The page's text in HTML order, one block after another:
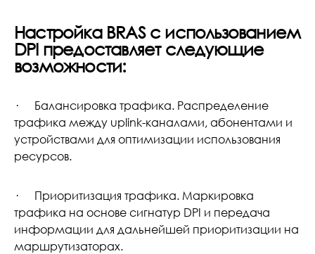
Настройка BRAS с использованием
DPI предоставляет следующие
возможности:
· Балансировка трафика. Распределение
трафика между uplink-каналами, абонентами и
устройствами для оптимизации использования
ресурсов.
· Приоритизация трафика. Маркировка
трафика на основе сигнатур DPI и передача
информации для дальнейшей приоритизации на
маршрутизаторах.